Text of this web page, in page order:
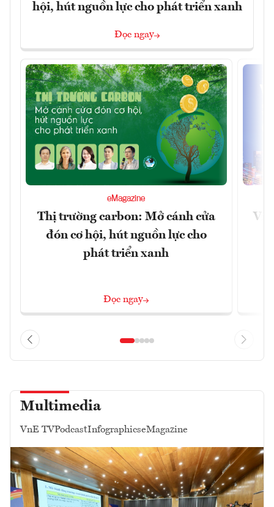
hội, hút nguồn lực cho phát triển xanh
Đọc ngay
eMagazine
Thị trường carbon: Mở cánh cửa
đón cơ hội, hút nguồn lực cho
phát triển xanh
Đọc ngay
Multimedia
VnE TVPodcastInfographicseMagazine